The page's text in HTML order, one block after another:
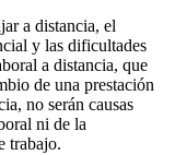
a distancia, el
y las dificultades
a distancia, que
de una prestación
no serán causas
ni de la
trabajo.